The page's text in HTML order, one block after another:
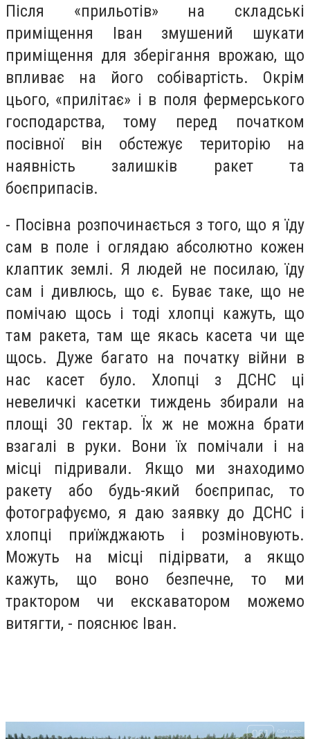
Після «прильотів» на складські
приміщення Іван змушений шукати
приміщення для зберігання врожаю, що
впливає на його собівартість. Окрім
цього, «прилітає» і в поля фермерського
господарства, тому перед початком
посівної він обстежує територію на
наявність залишків ракет та
боєприпасів.
- Посівна розпочинається з того, що я їду
сам в поле і оглядаю абсолютно кожен
клаптик землі. Я людей не посилаю, їду
сам і дивлюсь, що є. Буває таке, що не
помічаю щось і тоді хлопці кажуть, що
там ракета, там ще якась касета чи ще
щось. Дуже багато на початку війни в
нас касет було. Хлопці з ДСНС ці
невеличкі касетки тиждень збирали на
площі 30 гектар. Їх ж не можна брати
взагалі в руки. Вони їх помічали і на
місці підривали. Якщо ми знаходимо
ракету або будь-який боєприпас, то
фотографуємо, я даю заявку до ДСНС і
хлопці приїжджають і розміновують.
Можуть на місці підірвати, а якщо
кажуть, що воно безпечне, то ми
трактором чи екскаватором можемо
витягти, - пояснює Іван.